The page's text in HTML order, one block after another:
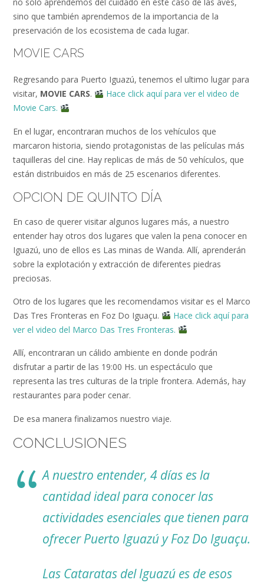
sino que también aprendemos de la importancia de la
preservación de los ecosistema de cada lugar.
MOVIE CARS
Regresando para Puerto Iguazú, tenemos el ultimo lugar para
visitar, MOVIE CARS.
Hace click aquí para ver el video de
Movie Cars.
En el lugar, encontraran muchos de los vehículos que
marcaron historia, siendo protagonistas de las películas más
taquilleras del cine. Hay replicas de más de 50 vehículos, que
están distribuidos en más de 25 escenarios diferentes.
OPCION DE QUINTO DÍA
En caso de querer visitar algunos lugares más, a nuestro
entender hay otros dos lugares que valen la pena conocer en
Iguazú, uno de ellos es Las minas de Wanda. Allí, aprenderán
sobre la explotación y extracción de diferentes piedras
preciosas.
Otro de los lugares que les recomendamos visitar es el Marco
Das Tres Fronteras en Foz Do Iguaçu.
Hace click aquí para
ver el video del Marco Das Tres Fronteras.
Allí, encontraran un cálido ambiente en donde podrán
disfrutar a partir de las 19:00 Hs. un espectáculo que
representa las tres culturas de la triple frontera. Además, hay
restaurantes para poder cenar.
De esa manera finalizamos nuestro viaje.
CONCLUSIONES
A nuestro entender, 4 días es la
cantidad ideal para conocer las
actividades esenciales que tienen para
ofrecer Puerto Iguazú y Foz Do Iguaçu.
Las Cataratas del Iguazú es de esos